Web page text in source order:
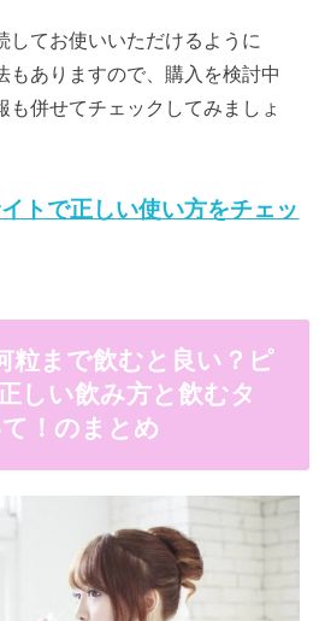
してお使いいただけるように
もありますので、購入を検討中
も併せてチェックしてみましょ
トで正しい使い方をチェッ
粒まで飲むと良い？ピ
しい飲み方と飲むタ
！のまとめ